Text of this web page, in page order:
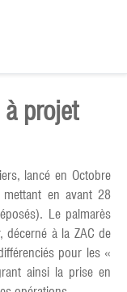
à projet
lancé en Octobre
en avant 28
Le palmarès
décerné à la ZAC de
pour les «
ainsi la prise en